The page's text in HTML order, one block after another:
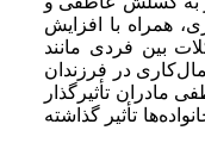
همراه با افزایش
بین فردی مانند
در فرزندان
تأثیرگذار
تأثیر گذاشته